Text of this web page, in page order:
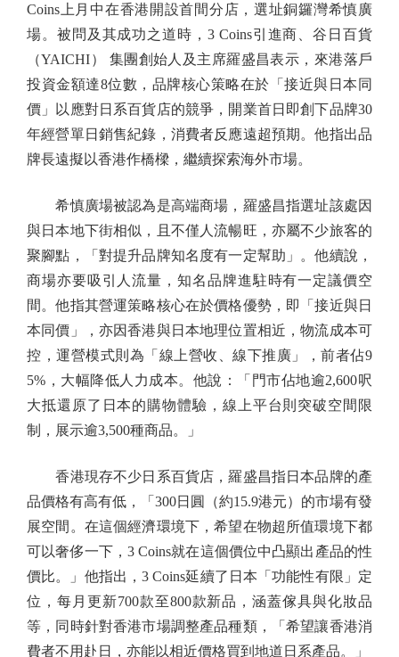
Coins上月中在香港開設首間分店，選址銅鑼灣希慎廣
場。被問及其成功之道時，3 Coins引進商、谷日百貨
（YAICHI） 集團創始人及主席羅盛昌表示，來港落戶
投資金額達8位數，品牌核心策略在於「接近與日本同
價」以應對日系百貨店的競爭，開業首日即創下品牌30
年經營單日銷售紀錄，消費者反應遠超預期。他指出品
牌長遠擬以香港作橋樑，繼續探索海外市場。
希慎廣場被認為是高端商場，羅盛昌指選址該處因
與日本地下街相似，且不僅人流暢旺，亦屬不少旅客的
聚腳點，「對提升品牌知名度有一定幫助」。他續說，
商場亦要吸引人流量，知名品牌進駐時有一定議價空
間。他指其營運策略核心在於價格優勢，即「接近與日
本同價」，亦因香港與日本地理位置相近，物流成本可
控，運營模式則為「線上營收、線下推廣」，前者佔9
5%，大幅降低人力成本。他說：「門市佔地逾2,600呎
大抵還原了日本的購物體驗，線上平台則突破空間限
制，展示逾3,500種商品。」
香港現存不少日系百貨店，羅盛昌指日本品牌的產
品價格有高有低，「300日圓（約15.9港元）的市場有發
展空間。在這個經濟環境下，希望在物超所值環境下都
可以奢侈一下，3 Coins就在這個價位中凸顯出產品的性
價比。」他指出，3 Coins延續了日本「功能性有限」定
位，每月更新700款至800款新品，涵蓋傢具與化妝品
等，同時針對香港市場調整產品種類，「希望讓香港消
費者不用赴日，亦能以相近價格買到地道日系產品。」